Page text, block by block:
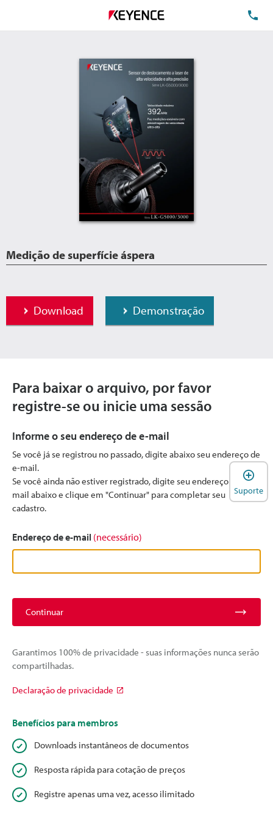
Medição de superfície áspera
Download Demonstração
Para baixar o arquivo, por favor
registre-se ou inicie uma sessão
Informe o seu endereço de e-mail
Se você já se registrou no passado, digite abaixo seu endereço de
e-mail.
Se você ainda não estiver registrado, digite seu endereço de e-
mail abaixo e clique em "Continuar" para completar seu
cadastro.
Endereço de e-mail (necessário)
Continuar
Garantimos 100% de privacidade - suas informações nunca serão
compartilhadas.
Declaração de privacidade
Benefícios para membros
Downloads instantâneos de documentos
Resposta rápida para cotação de preços
Registre apenas uma vez, acesso ilimitado
Suporte